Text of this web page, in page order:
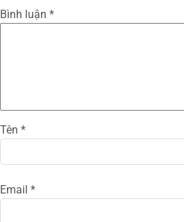
Bình luận *
Tên *
Email *